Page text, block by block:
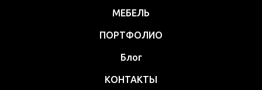
МЕБЕЛЬ
ПОРТФОЛИО
Блог
КОНТАКТЫ